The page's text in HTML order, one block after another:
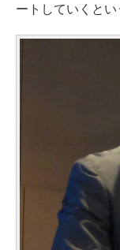
ートしていくとい